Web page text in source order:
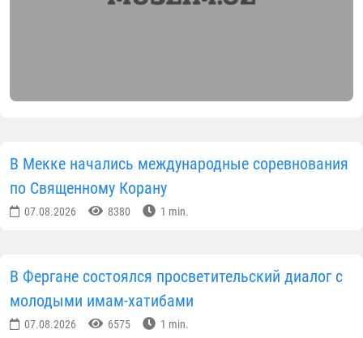
В Мекке начались международные соревнования
по Священному Корану
07.08.2026 8380 1 min.
В Фергане состоялся просветительский диалог с
молодыми имам-хатибами
07.08.2026 6575 1 min.